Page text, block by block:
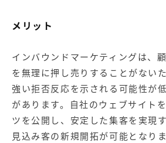
メリット
インバウンドマーケティングは、
を無理に押し売りすることがない
強い拒否反応を示される可能性が
があります。自社のウェブサイト
ツを公開し、安定した集客を実現
見込み客の新規開拓が可能となりま